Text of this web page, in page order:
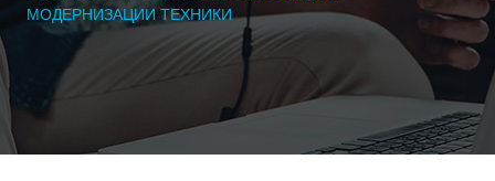
МОДЕРНИЗАЦИИ ТЕХНИКИ